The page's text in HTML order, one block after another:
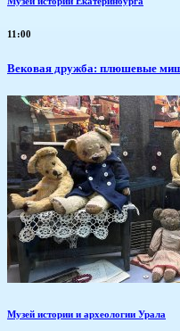
11:00
Вековая дружба: плюшевые
Музей истории и археологии Урала